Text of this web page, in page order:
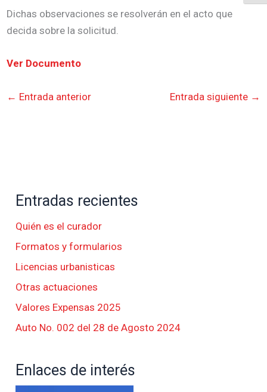
Dichas observaciones se resolverán en el acto que
decida sobre la solicitud.
Ver Documento
← Entrada anterior Entrada siguiente →
Entradas recientes
Quién es el curador
Formatos y formularios
Licencias urbanisticas
Otras actuaciones
Valores Expensas 2025
Auto No. 002 del 28 de Agosto 2024
Enlaces de interés